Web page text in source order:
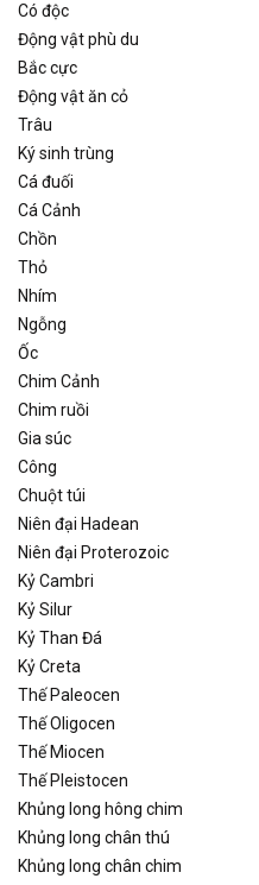
Có độc
Động vật phù du
Bắc cực
Động vật ăn cỏ
Trâu
Ký sinh trùng
Cá đuối
Cá Cảnh
Chồn
Thỏ
Nhím
Ngỗng
Ốc
Chim Cảnh
Chim ruồi
Gia súc
Công
Chuột túi
Niên đại Hadean
Niên đại Proterozoic
Kỷ Cambri
Kỷ Silur
Kỷ Than Đá
Kỷ Creta
Thế Paleocen
Thế Oligocen
Thế Miocen
Thế Pleistocen
Khủng long hông chim
Khủng long chân thú
Khủng long chân chim